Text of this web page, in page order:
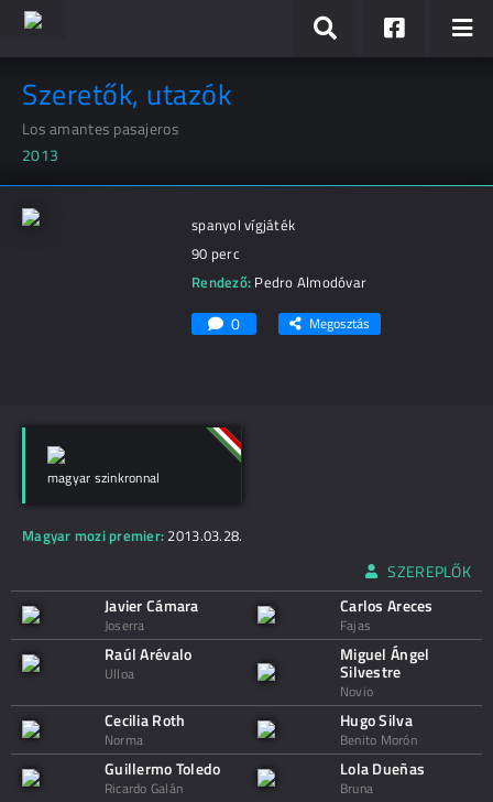
Szeretők, utazók
Los amantes pasajeros
2013
spanyol vígjáték
90 perc
Rendező: Pedro Almodóvar
0 Megosztás
magyar szinkronnal
Magyar mozi premier: 2013.03.28.
SZEREPLŐK
Javier Cámara
Joserra
Carlos Areces
Fajas
Raúl Arévalo
Ulloa
Miguel Ángel
Silvestre
Novio
Cecilia Roth
Norma
Hugo Silva
Benito Morón
Guillermo Toledo
Ricardo Galán
Lola Dueñas
Bruna